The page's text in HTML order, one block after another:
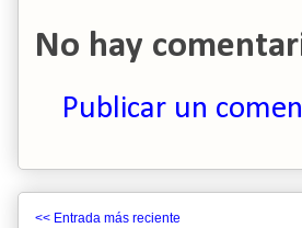
No hay
Publicar un
<< Entrada más reciente